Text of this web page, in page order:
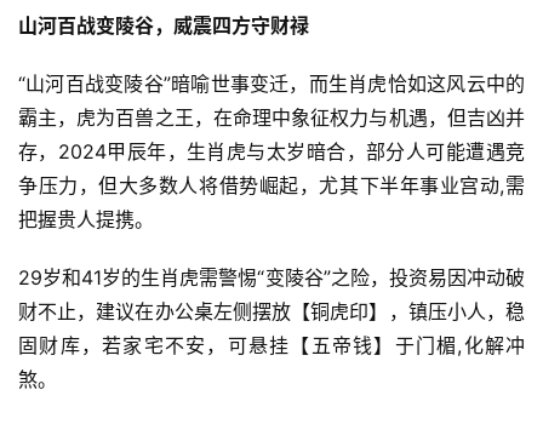
山河百战变陵谷，威震四方守财禄
“山河百战变陵谷”暗喻世事变迁，而生肖虎恰如这风云中的
霸主，虎为百兽之王，在命理中象征权力与机遇，但吉凶并
存，2024甲辰年，生肖虎与太岁暗合，部分人可能遭遇竞
争压力，但大多数人将借势崛起，尤其下半年事业宫动,需
把握贵人提携。
29岁和41岁的生肖虎需警惕“变陵谷”之险，投资易因冲动破
财不止，建议在办公桌左侧摆放【铜虎印】，镇压小人，稳
固财库，若家宅不安，可悬挂【五帝钱】于门楣,化解冲
煞。